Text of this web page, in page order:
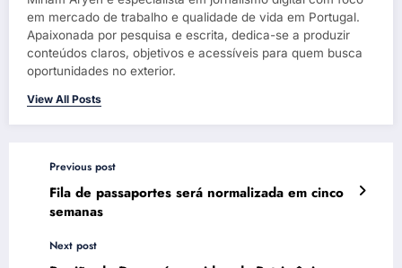
em mercado de trabalho e qualidade de vida em Portugal.
Apaixonada por pesquisa e escrita, dedica-se a produzir
conteúdos claros, objetivos e acessíveis para quem busca
oportunidades no exterior.
View All Posts
Previous post
Fila de passaportes será normalizada em cinco
semanas
Next post